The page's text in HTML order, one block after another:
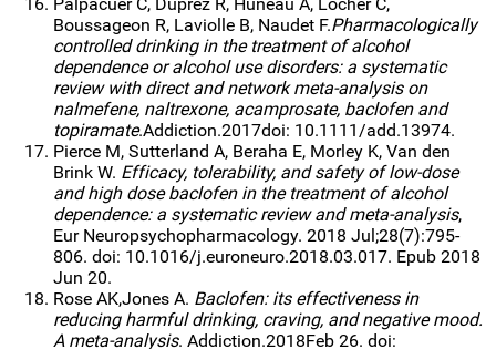
Boussageon R, Laviolle B, Naudet F.Pharmacologically
controlled drinking in the treatment of alcohol
dependence or alcohol use disorders: a systematic
review with direct and network meta-analysis on
nalmefene, naltrexone, acamprosate, baclofen and
topiramate.Addiction.2017doi: 10.1111/add.13974.
Pierce M, Sutterland A, Beraha E, Morley K, Van den
Brink W. Efficacy, tolerability, and safety of low-dose
and high dose baclofen in the treatment of alcohol
dependence: a systematic review and meta-analysis,
Eur Neuropsychopharmacology. 2018 Jul;28(7):795-
806. doi: 10.1016/j.euroneuro.2018.03.017. Epub 2018
Jun 20.
Rose AK,Jones A. Baclofen: its effectiveness in
reducing harmful drinking, craving, and negative mood.
A meta-analysis. Addiction.2018Feb 26. doi: